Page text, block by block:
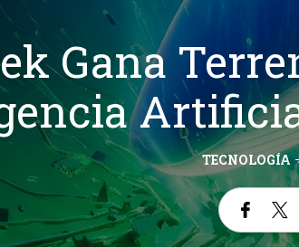
Gana
TECNOLOGÍA